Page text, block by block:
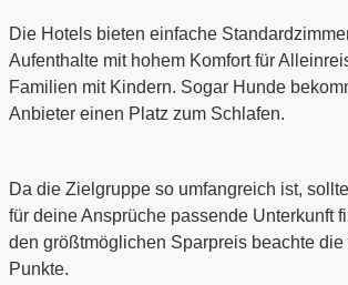
Die Hotels bieten einfache
Aufenthalte mit hohem Komfort für
Familien mit Kindern. Sogar Hunde
Anbieter einen Platz zum Schlafen.
Da die Zielgruppe so umfangreich ist,
für deine Ansprüche passende Unterkunft
den größtmöglichen Sparpreis beachte die
Punkte.